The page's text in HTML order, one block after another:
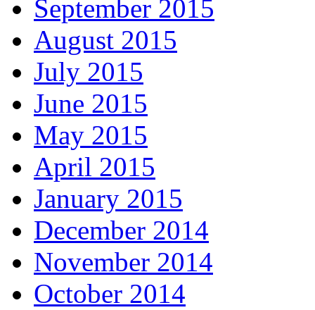
September 2015
August 2015
July 2015
June 2015
May 2015
April 2015
January 2015
December 2014
November 2014
October 2014